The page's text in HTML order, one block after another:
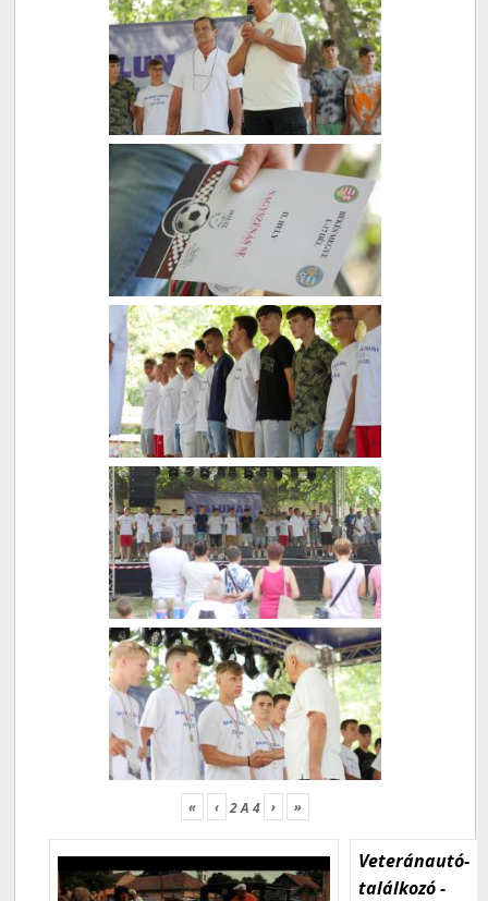
« ‹ 2A 4 › »
Veteránautó-
találkozó -